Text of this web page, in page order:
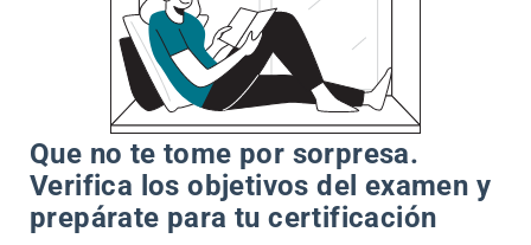
Que no te tome por sorpresa.
Verifica los objetivos del examen y
prepárate para tu certificación